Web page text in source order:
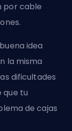
por cable
idea
la misma
dificultades
que tu
de cajas